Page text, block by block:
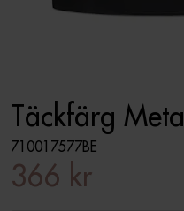
Täckfärg Metall
710017577BE
366 kr